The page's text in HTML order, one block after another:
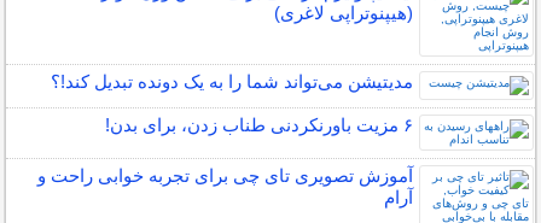
(هیپنوتراپی لاغری)
مدیتیشن می‌تواند شما را به یک دونده تبدیل کند!؟
۶ مزیت باورنکردنی طناب زدن، برای بدن!
آموزش تصویری تای چی برای تجربه خوابی راحت و
آرام